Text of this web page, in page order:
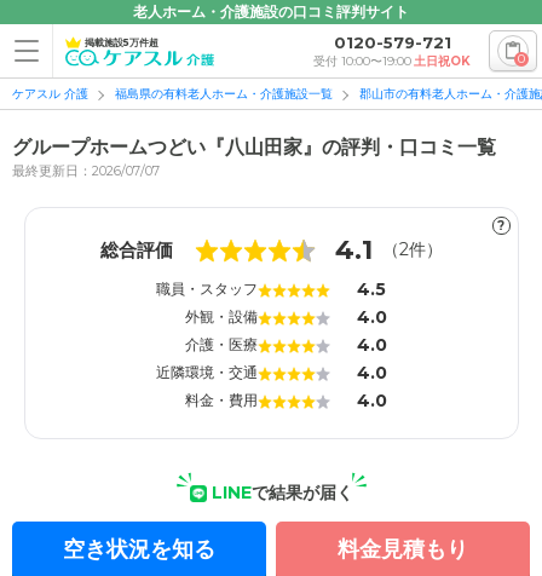
老人ホーム・介護施設の口コミ評判サイト
掲載施設5万件超 0120-579-721
受付 10:00〜19:00土日祝OK 0
ケアスル 介護 福島県の有料老人ホーム・介護施設一覧 郡山市の有料老人ホーム・介護
グループホームつどい『八山田家』の評判・口コミ一覧
最終更新日：2026/07/07
?
総合評価 4.1 （2件）
職員・スタッフ 4.5
外観・設備 4.0
介護・医療 4.0
近隣環境・交通 4.0
料金・費用 4.0
LINEで結果が届く
空き状況を知る 料金見積もり